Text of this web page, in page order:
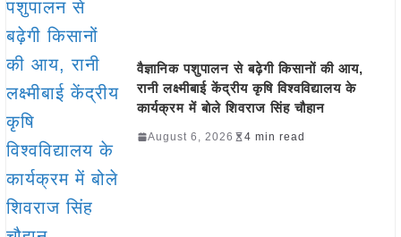
वैज्ञानिक पशुपालन से बढ़ेगी किसानों की आय,
रानी लक्ष्मीबाई केंद्रीय कृषि विश्वविद्यालय के
कार्यक्रम में बोले शिवराज सिंह चौहान
August 6, 2026 4 min read